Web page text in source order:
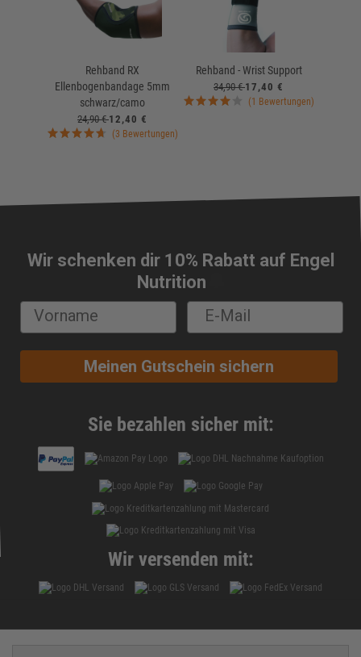
Rehband RX
Ellenbogenbandage 5mm
schwarz/camo
24,90 €12,40 €
(3 Bewertungen)
Rehband - Wrist Support
34,90 €17,40 €
(1 Bewertungen)
Wir schenken dir 10% Rabatt auf Engel
Nutrition
Meinen Gutschein sichern
Sie bezahlen sicher mit:
Wir versenden mit: